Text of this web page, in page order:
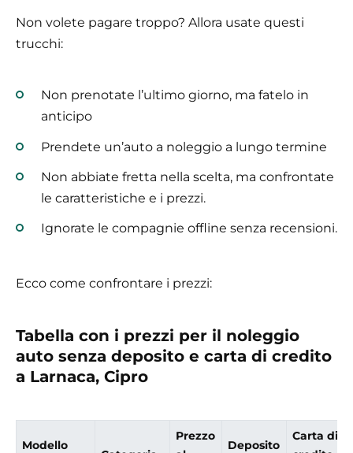
Non volete pagare troppo? Allora usate questi
trucchi:
Non prenotate l’ultimo giorno, ma fatelo in
anticipo
Prendete un’auto a noleggio a lungo termine
Non abbiate fretta nella scelta, ma confrontate
le caratteristiche e i prezzi.
Ignorate le compagnie offline senza recensioni.
Ecco come confrontare i prezzi:
Tabella con i prezzi per il noleggio
auto senza deposito e carta di credito
a Larnaca, Cipro
Modello
Prezzo
Deposito
Carta di